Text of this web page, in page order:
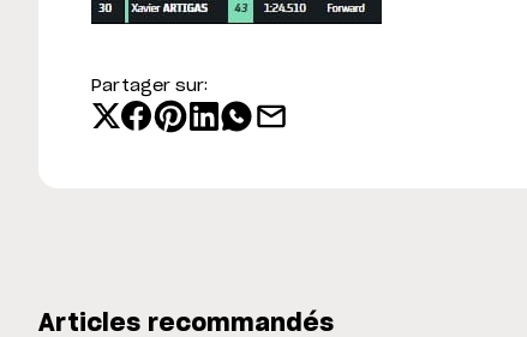
Partager sur:
Articles recommandés